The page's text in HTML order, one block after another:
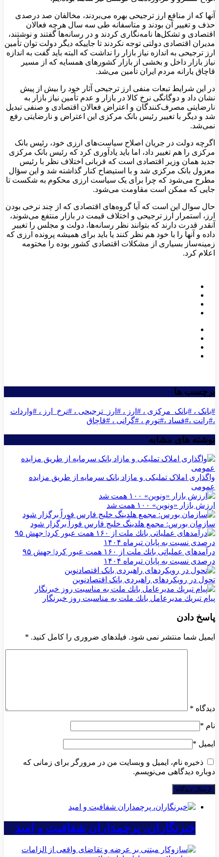
آنها که از منافع ارز ترجیحی بهره می‌بردند، مخالفان صد درصدی
حذف و تغییر آن بودند و متاسفانه طی سه سال هرچه فعالان
اقتصادی و تشکل‎‌ها نامه‌نگاری کردند و در رسانه‌ها گفتند و نوشتند،
مدیران اقتصادی دولتی توجه نکردند تا جاییکه دیگر دولت توان تأمین
ارز ترجیحی به اندازه نیاز بازار را نداشت که البته باید گفت به اندازه
نیاز بازار داخل و بخشی از بازار کشورهای همسایه که از مسیر
قاچاق یارانه مردم ایران تأمین می‌شد.
در این شرایط تبعات منفی ارز ترجیحی آثار خود را بیش از پیش
نشان داد و دوگانگی نرخ کالا در بازار و عدم تأمین نیاز بازار به
نارضایتی مصرف‌کنندگان و اعتراض فعالان اقتصادی و صنفی تبدیل
شد و دیگر با تغییر رئیس بانک مرکزی این اعتراض و نارضایتی رفع
نمی‌شد.
اگرچه دولت در جریان اصلاح سیاست‌های ارزی خود، رئیس بانک
مرکزی را هم تغییر داد، اما باید یادآوری کرد که رئیس بانک مرکزی
جدید همان وزیر اقتصادی است که قربانی اختلاف نظر با رئیس
معزول بانک مرکزی شد و با استیضاح کنار گذاشته شد و این سؤال
مطرح می‌شود که چرا برای یک سیاست ارزی محکوم به شکست تا
جایی که ممکن است مقاومت می‌شود.
حال سوال این است که آیا گروه‌های اقتصادی که از چند نرخی بودن
ارز، استمرار ارز ترجیحی و اختلاف قیمت در بازار منتفع می‌شوند،
آنقدر قدرت دارند که بتوانند نظر رسانه‌ها، دولت و مجلس را تغییر
داده و آنها را با خود هم نظر کنند یا باید برای همیشه پرونده ارزی که
زمینه‌ساز بسیاری از مشکلات اقتصادی کشور بوده را مختومه
اعلام کرد.
برچسب ها
#بانک ، #بانک_مرکزی ، #ارز ، #ارز_ترجیحی ، #نرخ_ارز ، #واردات
،#رانت ،#فساد ،#تورم ، #گرانی ، #قاچاق
نوشته های مشابه
واگذاری املاک تملیکی و مازاد بانک سرمایه از طریق مزایده
عمومی
ارزش بازار «ونوین» ۱۰۰ همت شد
سازمان بورس: مجمع هلدینگ خلیج فارس فوراً برگزار شود
درآمدهای عملیاتی بانك ملت از ۱۶۰ همت عبور كرد| جهش ۹۵
درصدی نسبت به پایان تیرماه ۱۴۰۴
تحول در رویکردهای راهبردی بانک اقتصادنوین
پیام تبریك مدیرعامل بانك ملت به مناسبت روز خبرنگار
پاسخ دادن
ایمیل شما منتشر نمی شود. فیلدهای ضروری را کامل کنید. *
دیدگاه *
نام *
ایمیل *
ذخیره نام، ایمیل و وبسایت من در مرورگر برای زمانی که
دوباره دیدگاهی می‌نویسم.
خبرنگاران، پرچمداران شفافیت و امید